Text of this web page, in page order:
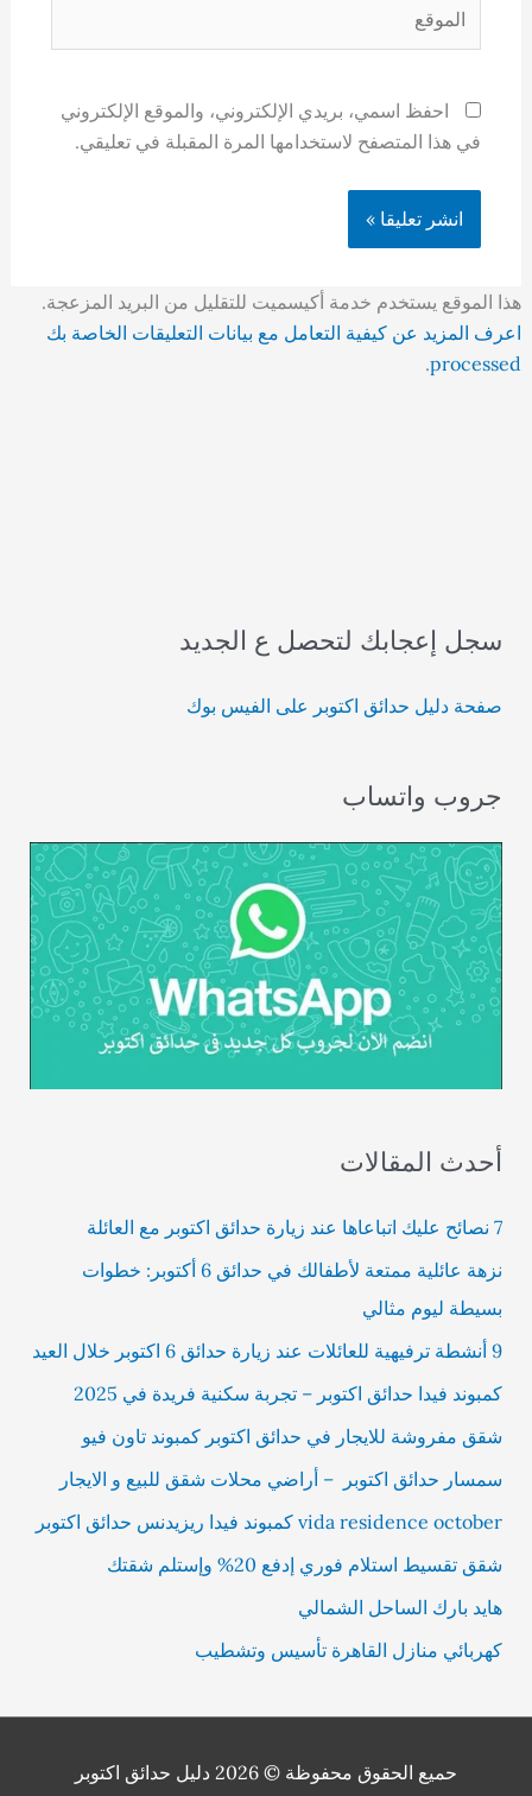
احفظ اسمي، بريدي الإلكتروني، والموقع الإلكتروني
في هذا المتصفح لاستخدامها المرة المقبلة في تعليقي.
هذا الموقع يستخدم خدمة أكيسميت للتقليل من البريد المزعجة.
اعرف المزيد عن كيفية التعامل مع بيانات التعليقات الخاصة بك
processed
.
سجل إعجابك لتحصل ع الجديد
صفحة دليل حدائق اكتوبر على الفيس بوك
جروب واتساب
أحدث المقالات
7 نصائح عليك اتباعاها عند زيارة حدائق اكتوبر مع العائلة
نزهة عائلية ممتعة لأطفالك في حدائق 6 أكتوبر: خطوات
بسيطة ليوم مثالي
9 أنشطة ترفيهية للعائلات عند زيارة حدائق 6 اكتوبر خلال العيد
كمبوند فيدا حدائق اكتوبر – تجربة سكنية فريدة في 2025
شقق مفروشة للايجار في حدائق اكتوبر كمبوند تاون فيو
سمسار حدائق اكتوبر – أراضي محلات شقق للبيع و الايجار
vida residence october كمبوند فيدا ريزيدنس حدائق اكتوبر
شقق تقسيط استلام فوري إدفع 20% وإستلم شقتك
هايد بارك الساحل الشمالي
كهربائي منازل القاهرة تأسيس وتشطيب
حميع الحقوق محفوظة © 2026 دليل حدائق اكتوبر